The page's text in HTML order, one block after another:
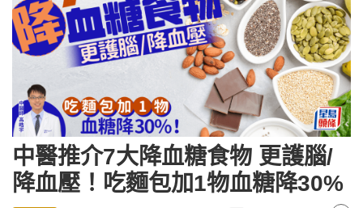
中醫推介7大降血糖食物 更護腦/
降血壓！吃麵包加1物血糖降30%